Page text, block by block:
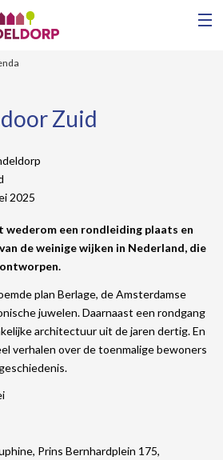
Zuid
2025
wederom een rondleiding plaats en
de weinige wijken in Nederland, die
plan Berlage, de Amsterdamse
juwelen. Daarnaast een rondgang
architectuur uit de jaren dertig. En
verhalen over de toenmalige bewoners
Prins Bernhardplein 175,